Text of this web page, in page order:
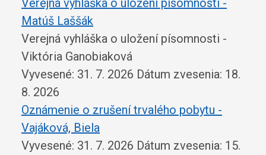
Matúš Laššák
Verejná vyhláška o uložení písomnosti -
Viktória Ganobiaková
Vyvesené: 31. 7. 2026 Dátum zvesenia: 18.
8. 2026
Oznámenie o zrušení trvalého pobytu -
Vajáková, Biela
Vyvesené: 31. 7. 2026 Dátum zvesenia: 15.